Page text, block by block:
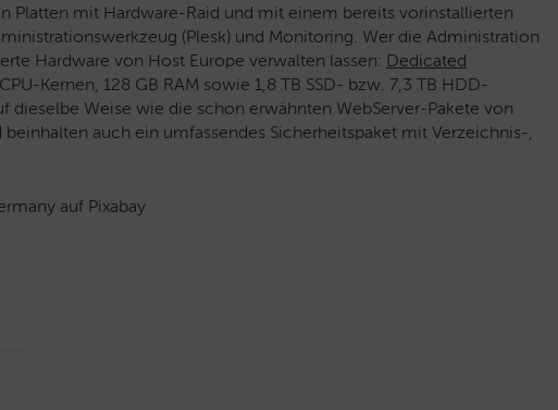
Platten mit Hardware-Raid und mit einem bereits vorinstallierten
(Plesk) und Monitoring. Wer die Administration
Hardware von Host Europe verwalten lassen: Dedicated
Kernen, 128 GB RAM sowie 1,8 TB SSD- bzw. 7,3 TB HDD-
dieselbe Weise wie die schon erwähnten WebServer-Pakete von
auch ein umfassendes Sicherheitspaket mit Verzeichnis-,
auf Pixabay